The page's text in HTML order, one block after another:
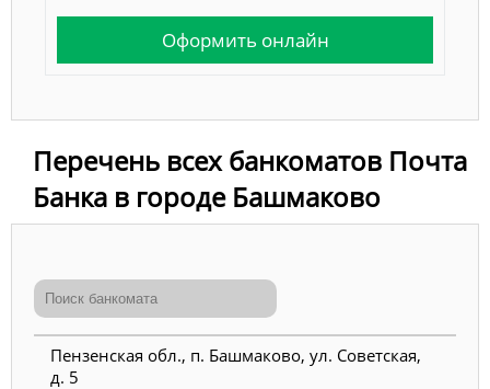
Оформить онлайн
Перечень всех банкоматов Почта
Банка в городе Башмаково
Пензенская обл., п. Башмаково, ул. Советская,
д. 5